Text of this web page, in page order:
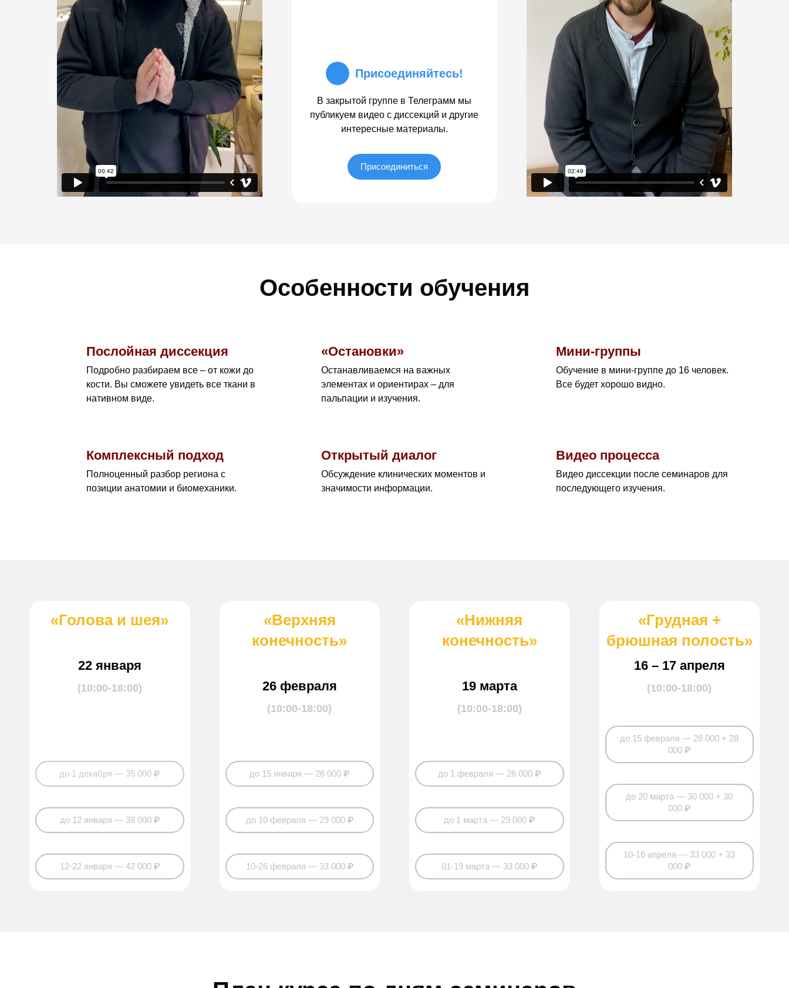
Присоединяйтесь!
В закрытой группе в Телеграмм мы
публикуем видео с диссекций и другие
интересные материалы.
Присоединиться
Особенности обучения
Послойная диссекция
Подробно разбираем все – от кожи до
кости. Вы сможете увидеть все ткани в
нативном виде.
«Остановки»
Останавливаемся на важных
элементах и ориентирах – для
пальпации и изучения.
Мини-группы
Обучение в мини-группе до 16 человек.
Все будет хорошо видно.
Комплексный подход
Полноценный разбор региона с
позиции анатомии и биомеханики.
Открытый диалог
Обсуждение клинических моментов и
значимости информации.
Видео процесса
Видео диссекции после семинаров для
последующего изучения.
«Голова и шея»
22 января
(10:00-18:00)
до 1 декабря — 35 000 ₽
до 12 января — 38 000 ₽
12-22 января — 42 000 ₽
«Верхняя
конечность»
26 февраля
(10:00-18:00)
до 15 января — 26 000 ₽
до 10 февраля — 29 000 ₽
10-26 февраля — 33 000 ₽
«Нижняя
конечность»
19 марта
(10:00-18:00)
до 1 февраля — 26 000 ₽
до 1 марта — 29 000 ₽
01-19 марта — 33 000 ₽
«Грудная +
брюшная полость»
16 – 17 апреля
(10:00-18:00)
до 15 февраля — 28 000 + 28
000 ₽
до 20 марта — 30 000 + 30
000 ₽
10-16 апреля — 33 000 + 33
000 ₽